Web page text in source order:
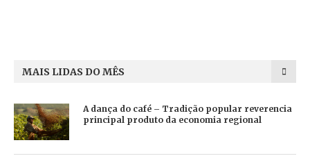
MAIS LIDAS DO MÊS
A dança do café – Tradição popular reverencia
principal produto da economia regional